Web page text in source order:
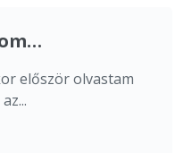
először olvastam